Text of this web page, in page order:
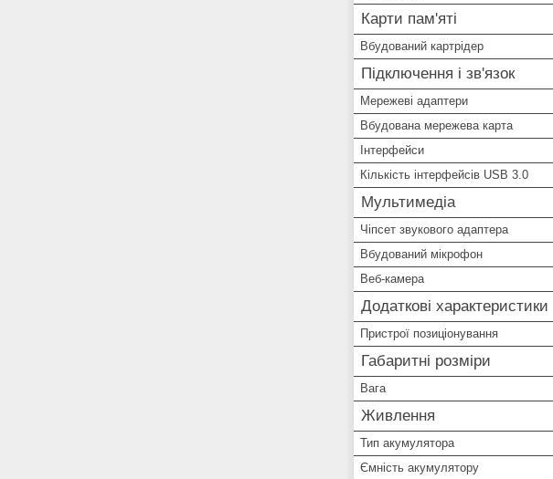
Карти пам'яті
Вбудований картрідер
Підключення і зв'язок
Мережеві адаптери
Вбудована мережева карта
Інтерфейси
Кількість інтерфейсів USB 3.0
Мультимедіа
Чіпсет звукового адаптера
Вбудований мікрофон
Веб-камера
Додаткові характеристики
Пристрої позиціонування
Габаритні розміри
Вага
Живлення
Тип акумулятора
Ємність акумулятору